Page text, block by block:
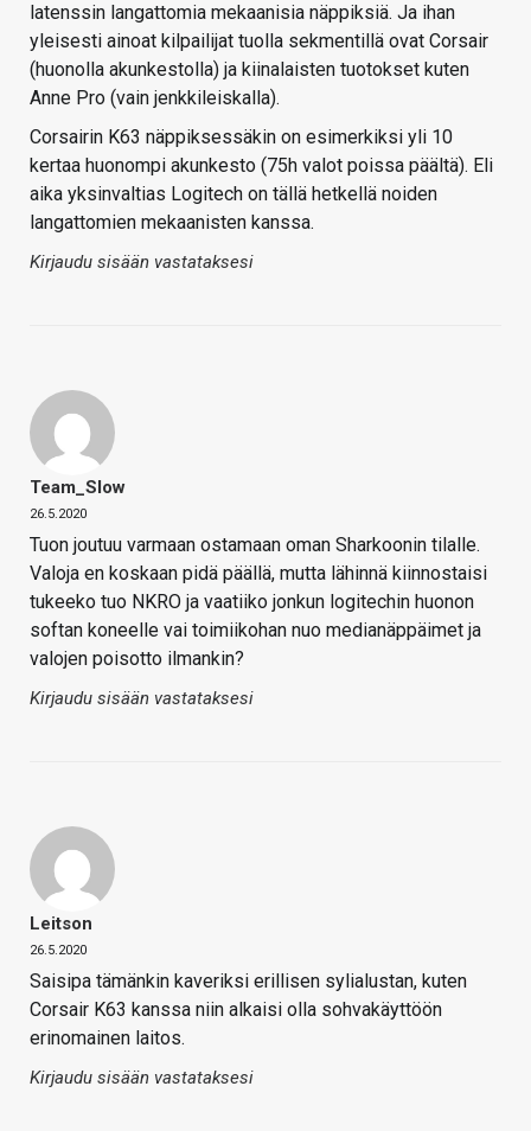
latenssin langattomia mekaanisia näppiksiä. Ja ihan
yleisesti ainoat kilpailijat tuolla sekmentillä ovat Corsair
(huonolla akunkestolla) ja kiinalaisten tuotokset kuten
Anne Pro (vain jenkkileiskalla).
Corsairin K63 näppiksessäkin on esimerkiksi yli 10
kertaa huonompi akunkesto (75h valot poissa päältä). Eli
aika yksinvaltias Logitech on tällä hetkellä noiden
langattomien mekaanisten kanssa.
Kirjaudu sisään vastataksesi
Team_Slow
26.5.2020
Tuon joutuu varmaan ostamaan oman Sharkoonin tilalle.
Valoja en koskaan pidä päällä, mutta lähinnä kiinnostaisi
tukeeko tuo NKRO ja vaatiiko jonkun logitechin huonon
softan koneelle vai toimiikohan nuo medianäppäimet ja
valojen poisotto ilmankin?
Kirjaudu sisään vastataksesi
Leitson
26.5.2020
Saisipa tämänkin kaveriksi erillisen sylialustan, kuten
Corsair K63 kanssa niin alkaisi olla sohvakäyttöön
erinomainen laitos.
Kirjaudu sisään vastataksesi